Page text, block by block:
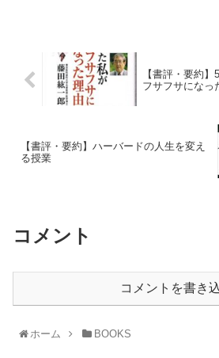
【書評・要約
フサフサになっ
【書評・要約】ハーバードの人生を変え
る授業
コメント
コメントを書き
ホーム BOOKS